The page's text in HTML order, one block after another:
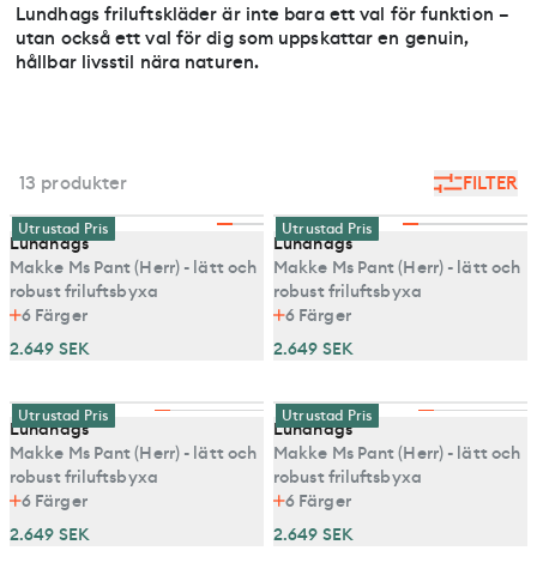
Lundhags friluftskläder är inte bara ett val för funktion –
utan också ett val för dig som uppskattar en genuin,
hållbar livsstil nära naturen.
FILTER
13 produkter
Utrustad Pris
Lundhags
Makke Ms Pant (Herr) - lätt och
robust friluftsbyxa
6 Färger
2.649 SEK
Utrustad Pris
Lundhags
Makke Ms Pant (Herr) - lätt och
robust friluftsbyxa
6 Färger
2.649 SEK
Utrustad Pris
Lundhags
Makke Ms Pant (Herr) - lätt och
robust friluftsbyxa
6 Färger
2.649 SEK
Utrustad Pris
Lundhags
Makke Ms Pant (Herr) - lätt och
robust friluftsbyxa
6 Färger
2.649 SEK